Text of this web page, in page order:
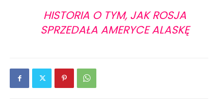
HISTORIA O TYM, JAK ROSJA
SPRZEDAŁA AMERYCE ALASKĘ